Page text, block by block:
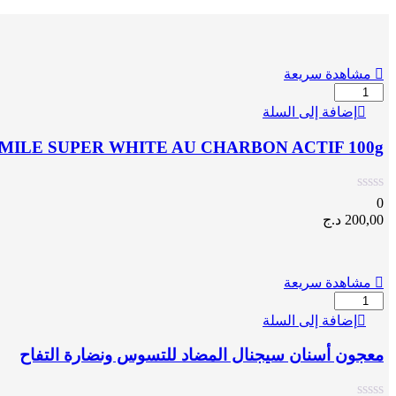
مشاهدة سريعة
كمية
BEST
SMILE
SUPER
WHITE
CHARBON
ACTIF
100g
إضافة إلى السلة
SUPER WHITE AU CHARBON ACTIF 100g
0
200,00 د.ج
مشاهدة سريعة
كمية
معجون
أسنان
سيجنال
المضاد
للتسوس
إضافة إلى السلة
معجون أسنان سيجنال المضاد للتسوس ونضارة التفاح